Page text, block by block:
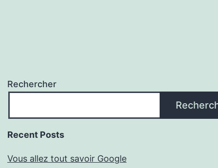
Rechercher
Recent Posts
Vous allez tout savoir Google